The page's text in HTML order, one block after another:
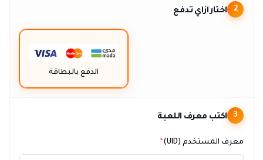
2 اختار ازاي تدفع
الدفع بالبطاقة
3 اكتب معرف اللعبة
معرف المستخدم (UID) *